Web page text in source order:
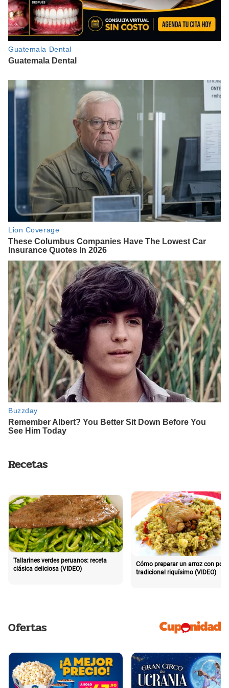
Recetas
Tallarines verdes peruanos: receta
clásica deliciosa (VIDEO)
Cómo preparar un arroz con pollo
tradicional riquísimo (VIDEO)
Ofertas